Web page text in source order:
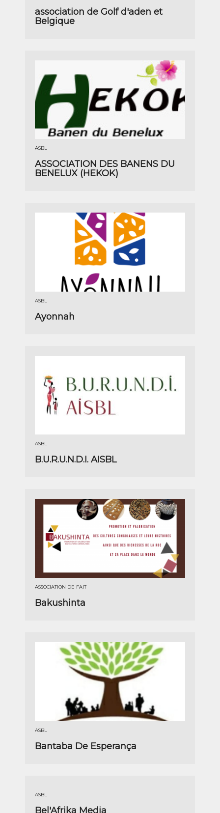
association de Golf d'aden et
Belgique
ASBL
ASSOCIATION DES BANENS DU
BENELUX (HEKOK)
ASBL
Ayonnah
ASBL
B.U.R.U.N.D.I. AISBL
ASSOCIATION DE FAIT
Bakushinta
ASBL
Bantaba De Esperança
ASBL
Bel'Afrika Media